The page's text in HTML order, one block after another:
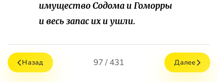
имущество Содома и Гоморры
и весь запас их и ушли.
Назад 97 / 431 Далее